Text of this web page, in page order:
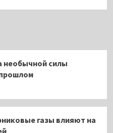
необычной силы
газы влияют на